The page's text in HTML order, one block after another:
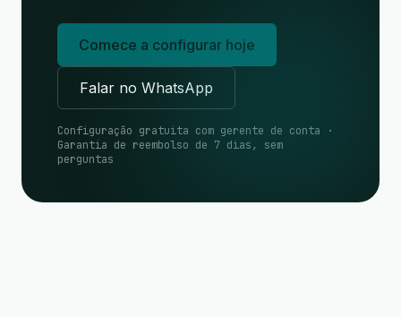
Comece a configurar hoje
Falar no WhatsApp
Configuração gratuita com gerente de conta ·
Garantia de reembolso de 7 dias, sem
perguntas